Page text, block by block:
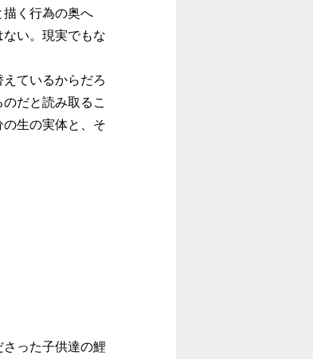
く行為の奥へ
い。現実でもな
ているからだろ
だと読み取るこ
生の実体と、そ
った子供達の鯉